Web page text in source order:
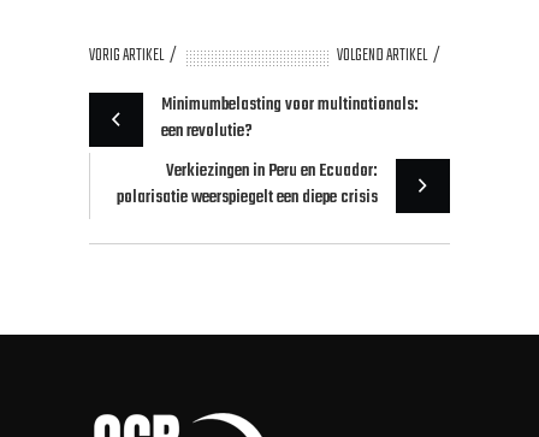
VORIG ARTIKEL
VOLGEND ARTIKEL
Minimumbelasting voor multinationals:
een revolutie?
Verkiezingen in Peru en Ecuador:
polarisatie weerspiegelt een diepe crisis